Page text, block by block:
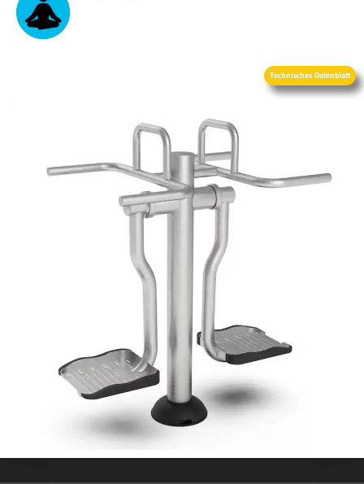
Technisches Datenblatt